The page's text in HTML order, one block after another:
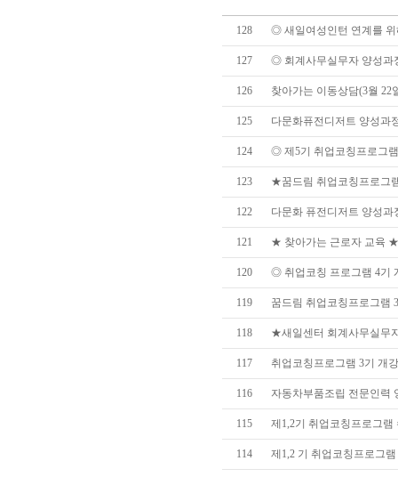
128 ◎ 새일여성인턴 연계를
127 ◎ 회계사무실무자 양성과
126 찾아가는 이동상담(3월 22
125 다문화퓨전디저트 양성과
124 ◎ 제5기 취업코칭프로그
123 ★꿈드림 취업코칭프로그
122 다문화 퓨전디저트 양성과
121 ★ 찾아가는 근로자 교육
120 ◎ 취업코칭 프로그램 4기
119 꿈드림 취업코칭프로그램
118 ★새일센터 회계사무실무
117 취업코칭프로그램 3기 개
116 자동차부품조립 전문인력
115 제1,2기 취업코칭프로그램
114 제1,2 기 취업코칭프로그